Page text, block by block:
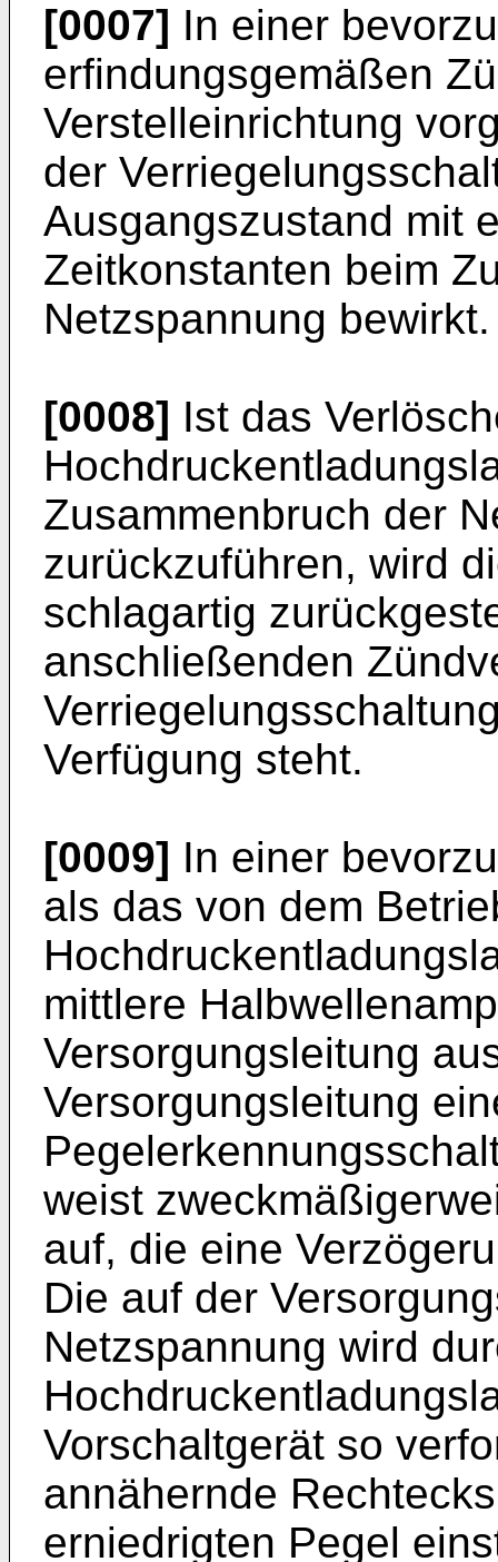
[0007] In einer
erfindungsgemäßen
Verstelleinrichtung
der
Ausgangszustand mit
Zeitkonstanten beim
Netzspannung bewirkt.
[0008] Ist das
Zusammenbruch der
zurückzuführen, wird
schlagartig
anschließenden
Verfügung steht.
[0009] In einer
als das von dem
mittlere
Versorgungsleitung
Versorgungsleitung
weist
auf, die eine
Die auf der
Netzspannung wird
Vorschaltgerät so
annähernde
erniedrigten Pegel